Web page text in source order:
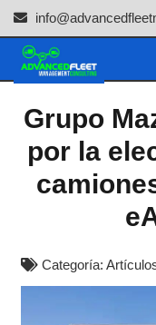
Grupo
por la
Categoría: